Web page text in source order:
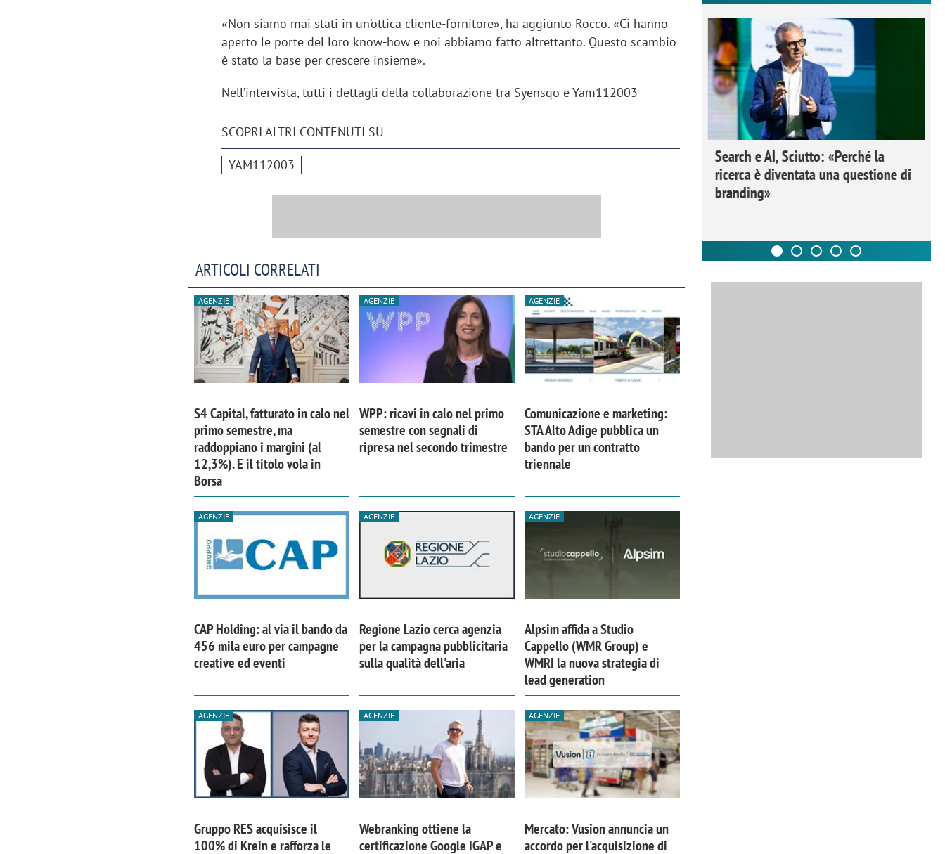
«Non siamo mai stati in un’ottica cliente-fornitore», ha aggiunto Rocco. «Ci hanno
aperto le porte del loro know-how e noi abbiamo fatto altrettanto. Questo scambio
è stato la base per crescere insieme».
Nell’intervista, tutti i dettagli della collaborazione tra Syensqo e Yam112003
SCOPRI ALTRI CONTENUTI SU
YAM112003
ARTICOLI CORRELATI
AGENZIE
S4 Capital, fatturato in calo nel
primo semestre, ma
raddoppiano i margini (al
12,3%). E il titolo vola in
Borsa
AGENZIE
WPP: ricavi in calo nel primo
semestre con segnali di
ripresa nel secondo trimestre
AGENZIE
Comunicazione e marketing:
STA Alto Adige pubblica un
bando per un contratto
triennale
AGENZIE
CAP Holding: al via il bando da
456 mila euro per campagne
creative ed eventi
AGENZIE
Regione Lazio cerca agenzia
per la campagna pubblicitaria
sulla qualità dell'aria
AGENZIE
Alpsim affida a Studio
Cappello (WMR Group) e
WMRI la nuova strategia di
lead generation
AGENZIE
Gruppo RES acquisisce il
100% di Krein e rafforza le
AGENZIE
Webranking ottiene la
certificazione Google IGAP e
AGENZIE
Mercato: Vusion annuncia un
accordo per l'acquisizione di
comunicazione crea un brand food:
Emanuele Viora di Deloitte Digital:
«La creatività resta centrale, l’AI deve
amplificare il talento»
Ricerche di mercato. Neri, Ipsos
fenomeni: bisogna comprenderli e
Search e AI, Sciutto: «Perché la
ricerca è diventata una questione di
branding»